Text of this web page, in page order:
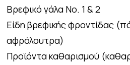
Βρεφικό γάλα Νο. 1 & 2
Είδη βρεφικής φροντίδας
αφρόλουτρα)
Προϊόντα καθαρισμού